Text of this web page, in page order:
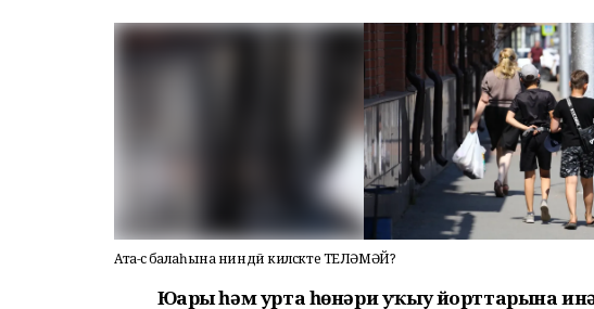
Ата-әсә балаһына ниндәй киләсәкте ТЕЛӘМӘЙ?
Юғары һәм урта һөнәри уҡыу йорттарына